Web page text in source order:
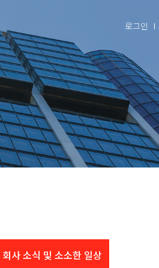
로그인
회사 소식 및 소소한 일상